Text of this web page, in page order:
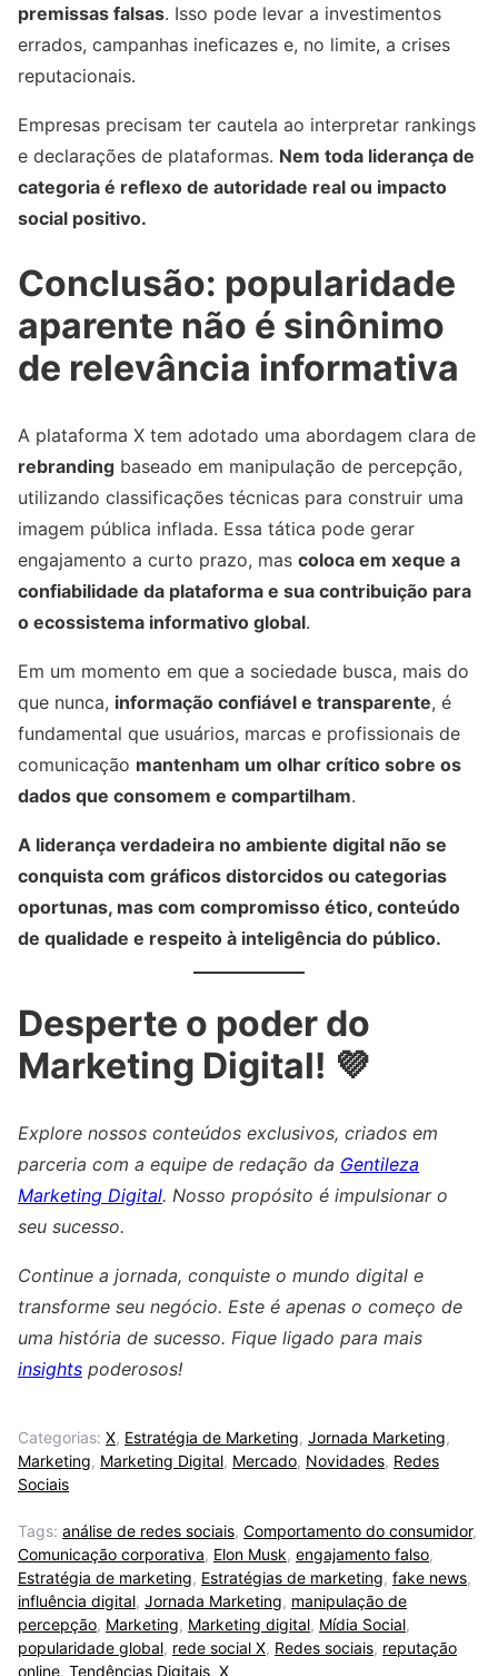
premissas falsas. Isso pode levar a investimentos
errados, campanhas ineficazes e, no limite, a crises
reputacionais.
Empresas precisam ter cautela ao interpretar rankings
e declarações de plataformas. Nem toda liderança de
categoria é reflexo de autoridade real ou impacto
social positivo.
Conclusão: popularidade
aparente não é sinônimo
de relevância informativa
A plataforma X tem adotado uma abordagem clara de
rebranding baseado em manipulação de percepção,
utilizando classificações técnicas para construir uma
imagem pública inflada. Essa tática pode gerar
engajamento a curto prazo, mas coloca em xeque a
confiabilidade da plataforma e sua contribuição para
o ecossistema informativo global.
Em um momento em que a sociedade busca, mais do
que nunca, informação confiável e transparente, é
fundamental que usuários, marcas e profissionais de
comunicação mantenham um olhar crítico sobre os
dados que consomem e compartilham.
A liderança verdadeira no ambiente digital não se
conquista com gráficos distorcidos ou categorias
oportunas, mas com compromisso ético, conteúdo
de qualidade e respeito à inteligência do público.
Desperte o poder do
Marketing Digital! 💜
Explore nossos conteúdos exclusivos, criados em
parceria com a equipe de redação da Gentileza
Marketing Digital. Nosso propósito é impulsionar o
seu sucesso.
Continue a jornada, conquiste o mundo digital e
transforme seu negócio. Este é apenas o começo de
uma história de sucesso. Fique ligado para mais
insights poderosos!
Categorias: X, Estratégia de Marketing, Jornada Marketing,
Marketing, Marketing Digital, Mercado, Novidades, Redes
Sociais
Tags: análise de redes sociais, Comportamento do consumidor,
Comunicação corporativa, Elon Musk, engajamento falso,
Estratégia de marketing, Estratégias de marketing, fake news,
influência digital, Jornada Marketing, manipulação de
percepção, Marketing, Marketing digital, Mídia Social,
popularidade global, rede social X, Redes sociais, reputação
online, Tendências Digitais, X